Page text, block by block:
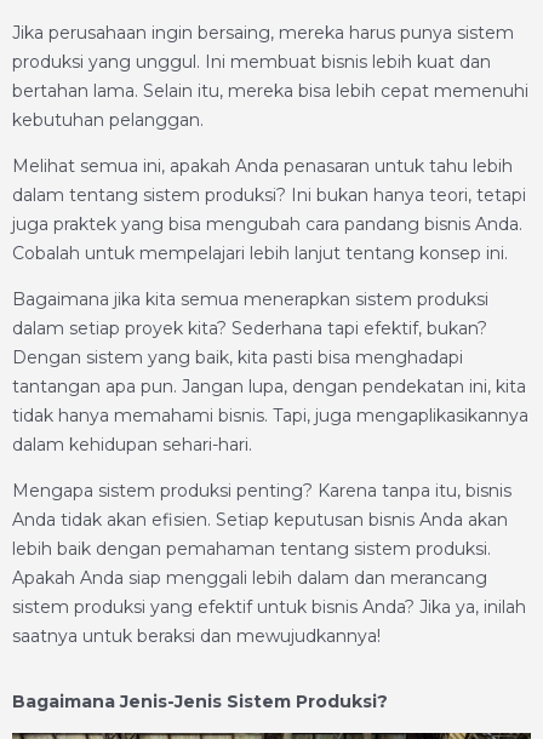
Jika perusahaan ingin bersaing, mereka harus punya sistem
produksi yang unggul. Ini membuat bisnis lebih kuat dan
bertahan lama. Selain itu, mereka bisa lebih cepat memenuhi
kebutuhan pelanggan.
Melihat semua ini, apakah Anda penasaran untuk tahu lebih
dalam tentang sistem produksi? Ini bukan hanya teori, tetapi
juga praktek yang bisa mengubah cara pandang bisnis Anda.
Cobalah untuk mempelajari lebih lanjut tentang konsep ini.
Bagaimana jika kita semua menerapkan sistem produksi
dalam setiap proyek kita? Sederhana tapi efektif, bukan?
Dengan sistem yang baik, kita pasti bisa menghadapi
tantangan apa pun. Jangan lupa, dengan pendekatan ini, kita
tidak hanya memahami bisnis. Tapi, juga mengaplikasikannya
dalam kehidupan sehari-hari.
Mengapa sistem produksi penting? Karena tanpa itu, bisnis
Anda tidak akan efisien. Setiap keputusan bisnis Anda akan
lebih baik dengan pemahaman tentang sistem produksi.
Apakah Anda siap menggali lebih dalam dan merancang
sistem produksi yang efektif untuk bisnis Anda? Jika ya, inilah
saatnya untuk beraksi dan mewujudkannya!
Bagaimana Jenis-Jenis Sistem Produksi?